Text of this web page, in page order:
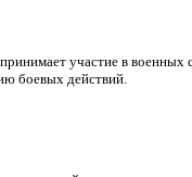
участие в военных
боевых действий.